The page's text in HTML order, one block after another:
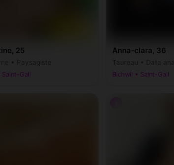
25
Saint-Gall
Anna-clara, 36
Bichwil • Saint-Gall